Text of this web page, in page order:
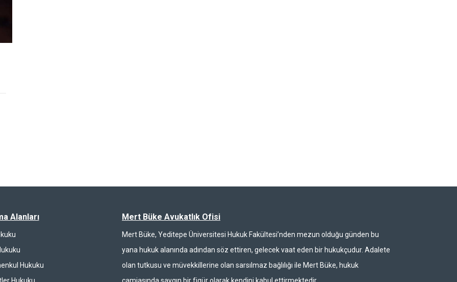
Alanları
Hukuku
Hukuku
Mert Büke Avukatlık Ofisi
Mert Büke, Yeditepe Üniversitesi Hukuk Fakültesi’nden mezun olduğu günden bu
yana hukuk alanında adından söz ettiren, gelecek vaat eden bir hukukçudur. Adalete
olan tutkusu ve müvekkillerine olan sarsılmaz bağlılığı ile Mert Büke, hukuk
camiasında saygın bir figür olarak kendini kabul ettirmektedir.